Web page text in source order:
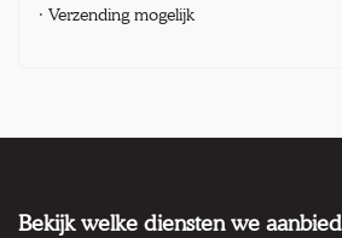
· Verzending mogelijk
Bekijk welke diensten we